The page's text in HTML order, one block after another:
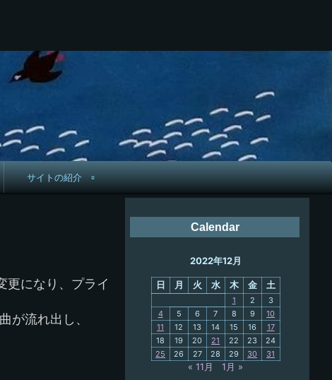
サイトの紹介
My-PC
更になり、プライ
が流れ出し、
Calendar
2022年12月
日 月 火 水 木 金 土
1 2
3
4
5 6 7 8 9
10
11
12 13 14 15 16
17
18
19 20 21 22 23
24
25
26 27 28 29 30 31
« 11月 1月 »